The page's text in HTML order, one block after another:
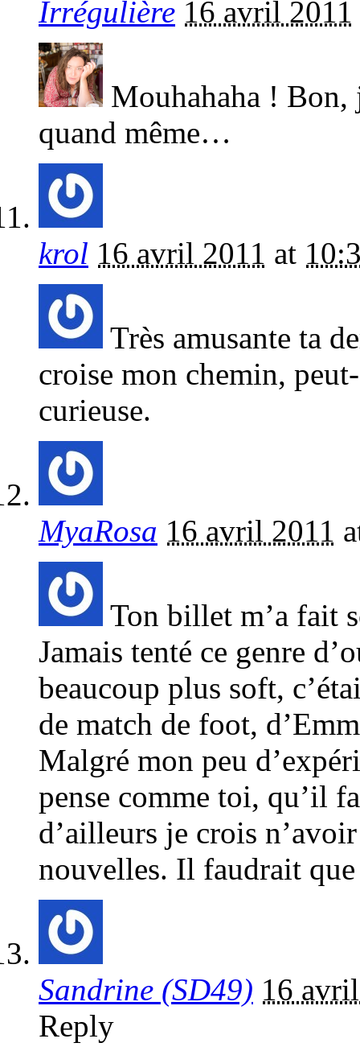
Irrégulière 16 avril 2011
Mouhahaha ! Bon,
quand même…
krol 16 avril 2011 at
Très amusante ta
croise mon chemin,
curieuse.
MyaRosa 16 avril 2011
Ton billet m’a fait
Jamais tenté ce genre
beaucoup plus soft,
de match de foot,
Malgré mon peu
pense comme toi, qu’il
d’ailleurs je crois
nouvelles. Il faudrait que
Sandrine (SD49) 16
Reply